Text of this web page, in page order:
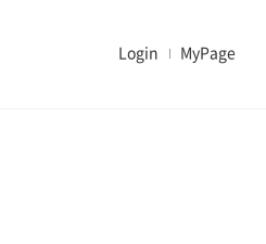
Login MyPage